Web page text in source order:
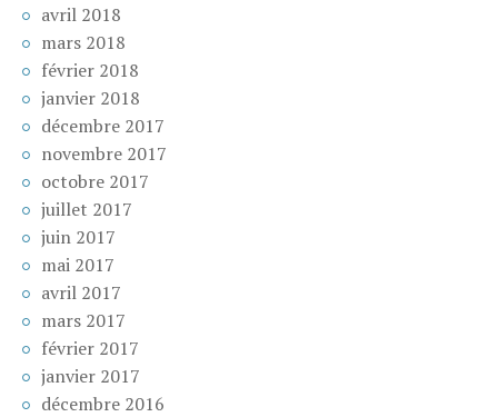
avril 2018
mars 2018
février 2018
janvier 2018
décembre 2017
novembre 2017
octobre 2017
juillet 2017
juin 2017
mai 2017
avril 2017
mars 2017
février 2017
janvier 2017
décembre 2016